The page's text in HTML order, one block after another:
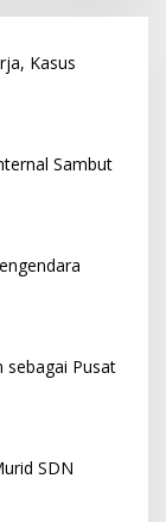
Kasus
Sambut
sebagai Pusat
SDN